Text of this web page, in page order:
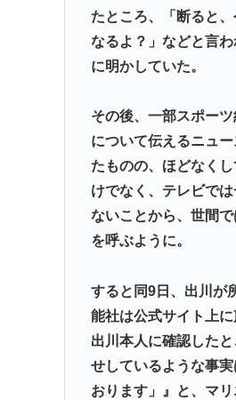
たところ、「断ると、
なるよ？」などと言
に明かしていた。
その後、一部スポー
について伝えるニュ
たものの、ほどなく
けでなく、テレビで
ないことから、世間
を呼ぶように。
すると同9日、出川が
能社は公式サイト上に
出川本人に確認した
せしているような事
おります」』と、マ